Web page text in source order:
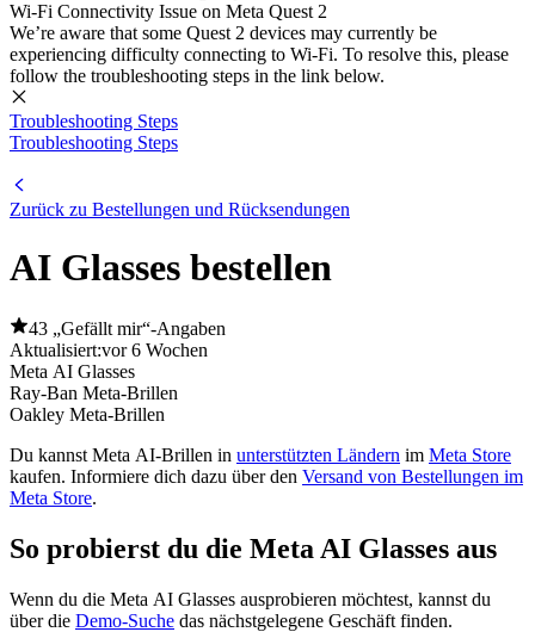
Wi-Fi Connectivity Issue on Meta Quest 2
We’re aware that some Quest 2 devices may currently be
experiencing difficulty connecting to Wi-Fi. To resolve this, please
follow the troubleshooting steps in the link below.
Troubleshooting Steps
Troubleshooting Steps
Zurück zu Bestellungen und Rücksendungen
AI Glasses bestellen
43 „Gefällt mir“-Angaben
Aktualisiert:vor 6 Wochen
Meta AI Glasses
Ray-Ban Meta-Brillen
Oakley Meta-Brillen
Du kannst Meta AI-Brillen in unterstützten Ländern im Meta Store
kaufen. Informiere dich dazu über den Versand von Bestellungen im
Meta Store.
So probierst du die Meta AI Glasses aus
Wenn du die Meta AI Glasses ausprobieren möchtest, kannst du
über die Demo-Suche das nächstgelegene Geschäft finden.